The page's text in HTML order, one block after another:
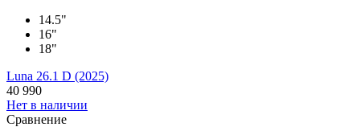
14.5"
16"
18"
Luna 26.1 D (2025)
40 990
Нет в наличии
Сравнение